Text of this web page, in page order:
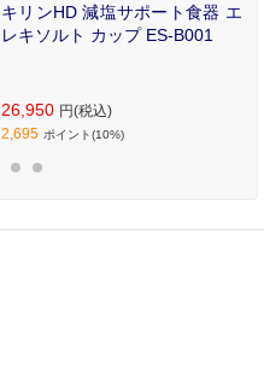
キリンHD 減塩サポート食器 エ
レキソルト カップ ES-B001
26,950 円(税込)
2,695 ポイント(10%)